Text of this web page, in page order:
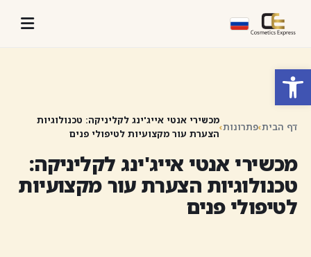
פתח סרגל נגישות
דף הבית›פתרונות›
מכשירי אנטי אייג'ינג לקליניקה: טכנולוגיות
הצערת עור מקצועיות לטיפולי פנים
מכשירי אנטי אייג'ינג לקליניקה:
טכנולוגיות הצערת עור מקצועיות
לטיפולי פנים